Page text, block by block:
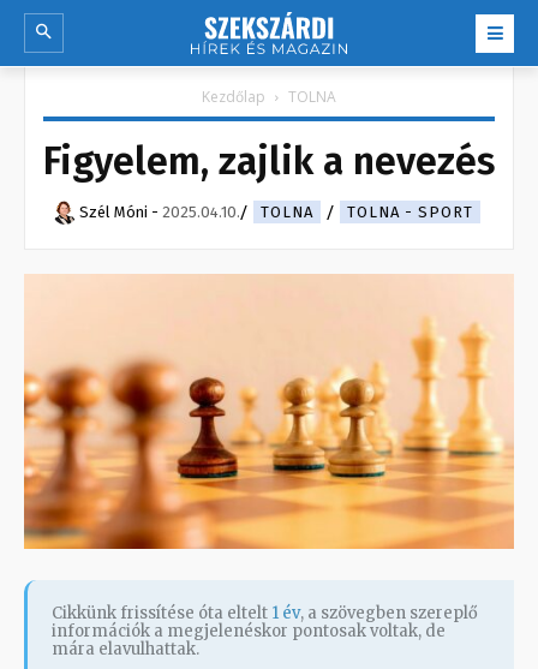
Kezdőlap TOLNA
Figyelem, zajlik a nevezés
Szél Móni - 2025.04.10. TOLNA TOLNA - SPORT
Cikkünk frissítése óta eltelt 1 év, a szövegben szereplő
információk a megjelenéskor pontosak voltak, de
mára elavulhattak.